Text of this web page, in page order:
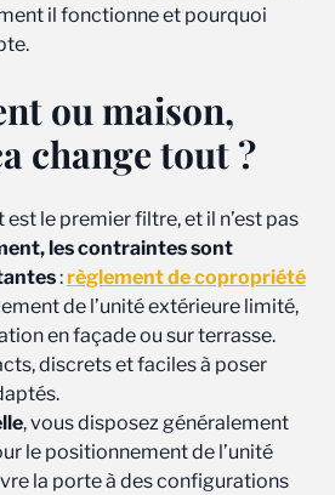
il fonctionne et pourquoi
ou maison,
change tout ?
le premier filtre, et il n’est pas
les contraintes sont
:règlement de copropriété
de l’unité extérieure limité,
en façade ou sur terrasse.
discrets et faciles à poser
, vous disposez généralement
le positionnement de l’unité
la porte à des configurations